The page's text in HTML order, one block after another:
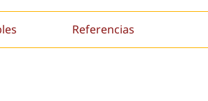
Referencias